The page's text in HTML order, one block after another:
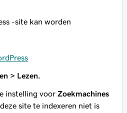
-site kan worden
> Lezen.
instelling voor Zoekmachines
deze site te indexeren niet is